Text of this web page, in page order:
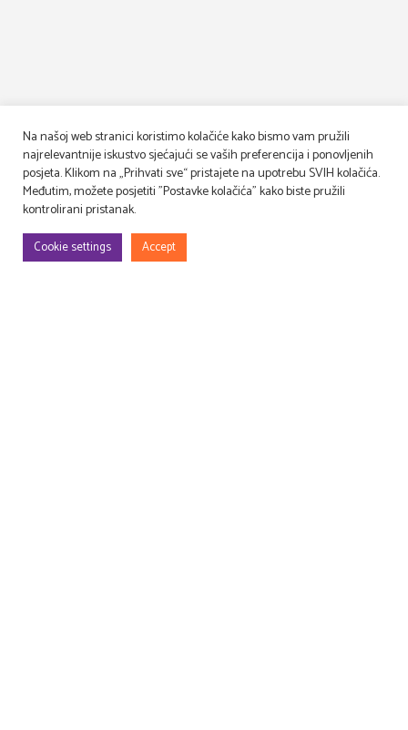
Na našoj web stranici koristimo kolačiće kako bismo vam pružili
najrelevantnije iskustvo sjećajući se vaših preferencija i ponovljenih
posjeta. Klikom na „Prihvati sve“ pristajete na upotrebu SVIH kolačića.
Međutim, možete posjetiti "Postavke kolačića" kako biste pružili
kontrolirani pristanak.
Cookie settings Accept